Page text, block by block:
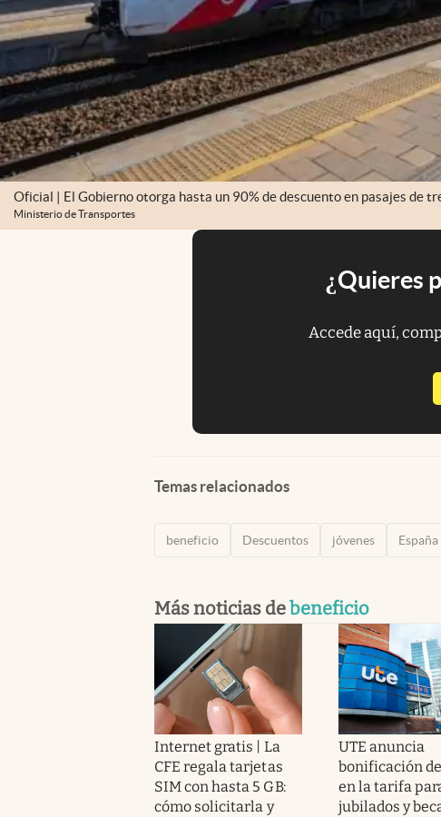
Oficial | El Gobierno otorga hasta un 90% de descuento en pasajes de
Ministerio de Transportes
¿Quieres
Accede aquí,
Temas relacionados
beneficio Descuentos jóvenes España
Más noticias debeneficio
Internet gratis | La
CFE regala tarjetas
SIM con hasta 5 GB:
cómo solicitarla y
UTE anuncia
bonificación
en la tarifa
jubilados y